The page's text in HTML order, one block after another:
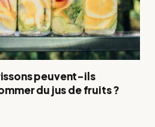
peuvent-ils
du jus de fruits ?